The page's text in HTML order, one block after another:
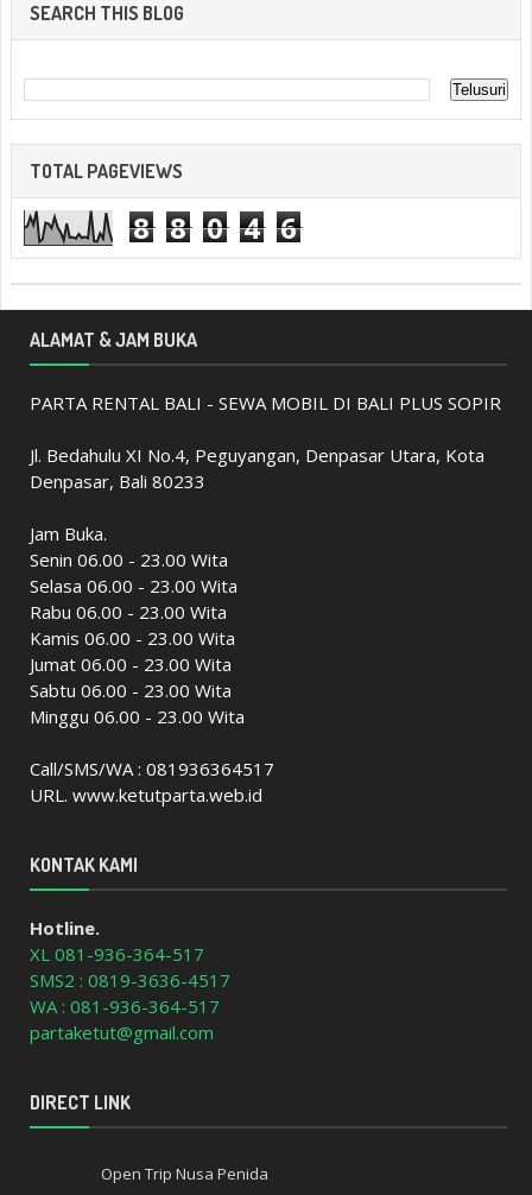
SEARCH THIS BLOG
TOTAL PAGEVIEWS
8 8 0 4 6
ALAMAT & JAM BUKA
PARTA RENTAL BALI - SEWA MOBIL DI BALI PLUS SOPIR
Jl. Bedahulu XI No.4, Peguyangan, Denpasar Utara, Kota
Denpasar, Bali 80233
Jam Buka.
Senin 06.00 - 23.00 Wita
Selasa 06.00 - 23.00 Wita
Rabu 06.00 - 23.00 Wita
Kamis 06.00 - 23.00 Wita
Jumat 06.00 - 23.00 Wita
Sabtu 06.00 - 23.00 Wita
Minggu 06.00 - 23.00 Wita
Call/SMS/WA : 081936364517
URL. www.ketutparta.web.id
KONTAK KAMI
Hotline.
XL 081-936-364-517
SMS2 : 0819-3636-4517
WA : 081-936-364-517
partaketut@gmail.com
DIRECT LINK
Open Trip Nusa Penida